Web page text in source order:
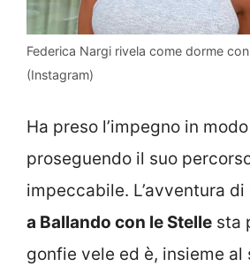
Federica Nargi rivela come dorme
(Instagram)
Ha preso l’impegno in
proseguendo il suo
impeccabile. L’avventura di
a Ballando con le Stelle sta
gonfie vele ed è, insieme al